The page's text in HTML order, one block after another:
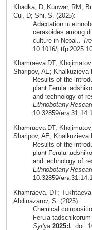
Khadka, D; Kunwar, RM;
Cui, D; Shi, S. (2025):
Adaptation in
cerasoides among
culture in Nepal..
10.1016/
Khamraeva DT;
Sharipov, AE; Khalkuzieva
Results of the
plant Ferula
and technology of
Ethnobotany
10.32859/
Khamraeva DT;
Sharipov, AE; Khalkuzieva
Results of the
plant Ferula
and technology of
Ethnobotany
10.32859/
Khamraeva, DT;
Abdinazarov, S. (2025):
Chemical
Ferula tadschikorum
Syr'ya 2025:1: doi: